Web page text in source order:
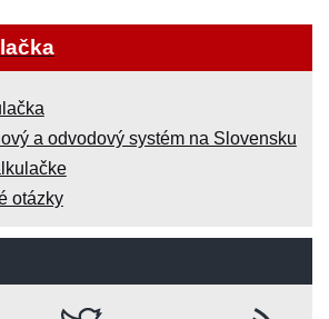
a odvodový systém na Slovensku
otázky